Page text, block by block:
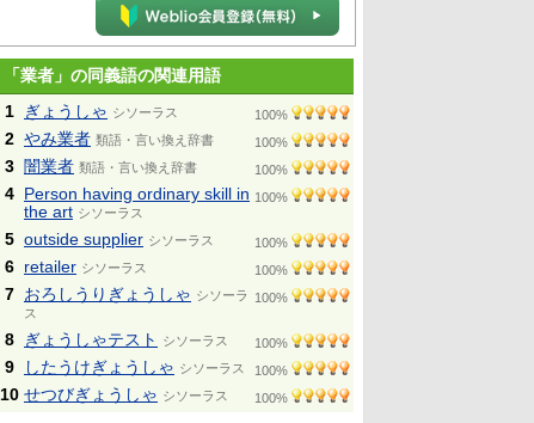
「業者」の同義語の関連用語
1
ぎょうしゃ シソーラス 100%
2 やみ業者 類語・言い換え辞書 100%
3 闇業者 類語・言い換え辞書 100%
4 Person having ordinary skill in
the art シソーラス
100%
5 outside supplier シソーラス 100%
6 retailer シソーラス 100%
7 おろしうりぎょうしゃ シソーラ
ス
100%
8 ぎょうしゃテスト シソーラス 100%
9 したうけぎょうしゃ シソーラス 100%
10 せつびぎょうしゃ シソーラス 100%